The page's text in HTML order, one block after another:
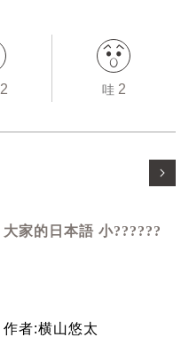
2 哇 2
大家的日本語 小??????
作者:横山悠太